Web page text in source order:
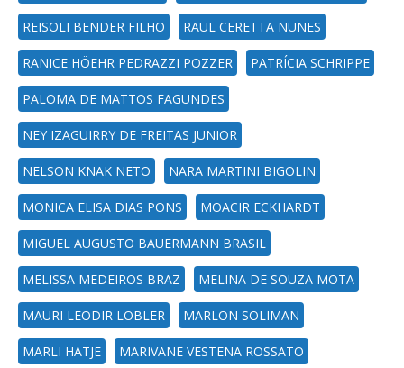
REISOLI BENDER FILHO RAUL CERETTA NUNES
RANICE HÖEHR PEDRAZZI POZZER PATRÍCIA SCHRIPPE
PALOMA DE MATTOS FAGUNDES
NEY IZAGUIRRY DE FREITAS JUNIOR
NELSON KNAK NETO NARA MARTINI BIGOLIN
MONICA ELISA DIAS PONS MOACIR ECKHARDT
MIGUEL AUGUSTO BAUERMANN BRASIL
MELISSA MEDEIROS BRAZ MELINA DE SOUZA MOTA
MAURI LEODIR LOBLER MARLON SOLIMAN
MARLI HATJE MARIVANE VESTENA ROSSATO